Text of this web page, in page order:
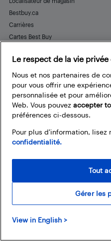
Bestbuy.ca
Carrières
Cartes Best Buy
Restez connecté
FacebookInstagram
PinterestLinkedIn
Le respect de la vie
Nous et nos partenaires de
pour vous offrir une
personnalisée et pour
Web. Vous pouvez accepter
préférences ci-dessous.
Pour plus d’information, lisez
View in English >
confidentialité.
Gérer les
Tout